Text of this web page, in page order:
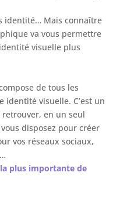
identité… Mais connaître
va vous permettre
visuelle plus
de tous les
identité visuelle. C’est un
en un seul
disposez pour créer
vos réseaux sociaux,
plus importante de